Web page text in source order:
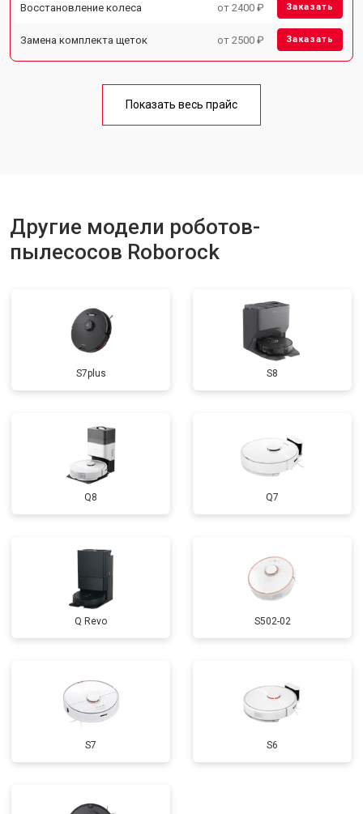
Восстановление колеса от 2400 ₽ Заказать
Замена комплекта щеток от 2500 ₽ Заказать
Показать весь прайс
Другие модели роботов-
пылесосов Roborock
S7plus S8
Q8 Q7
Q Revo S502-02
S7 S6